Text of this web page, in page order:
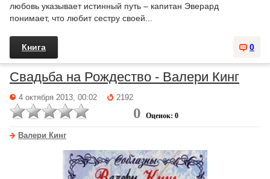
любовь указывает истинный путь – капитан Эверард
понимает, что любит сестру своей...
0
Книга
Свадьба на Рождество - Валери Кинг
4 октября 2013, 00:02 2192
0 Оценок: 0
Валери Кинг